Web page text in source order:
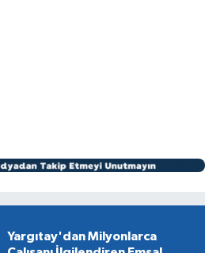
Yargıtay'dan Milyonlarca